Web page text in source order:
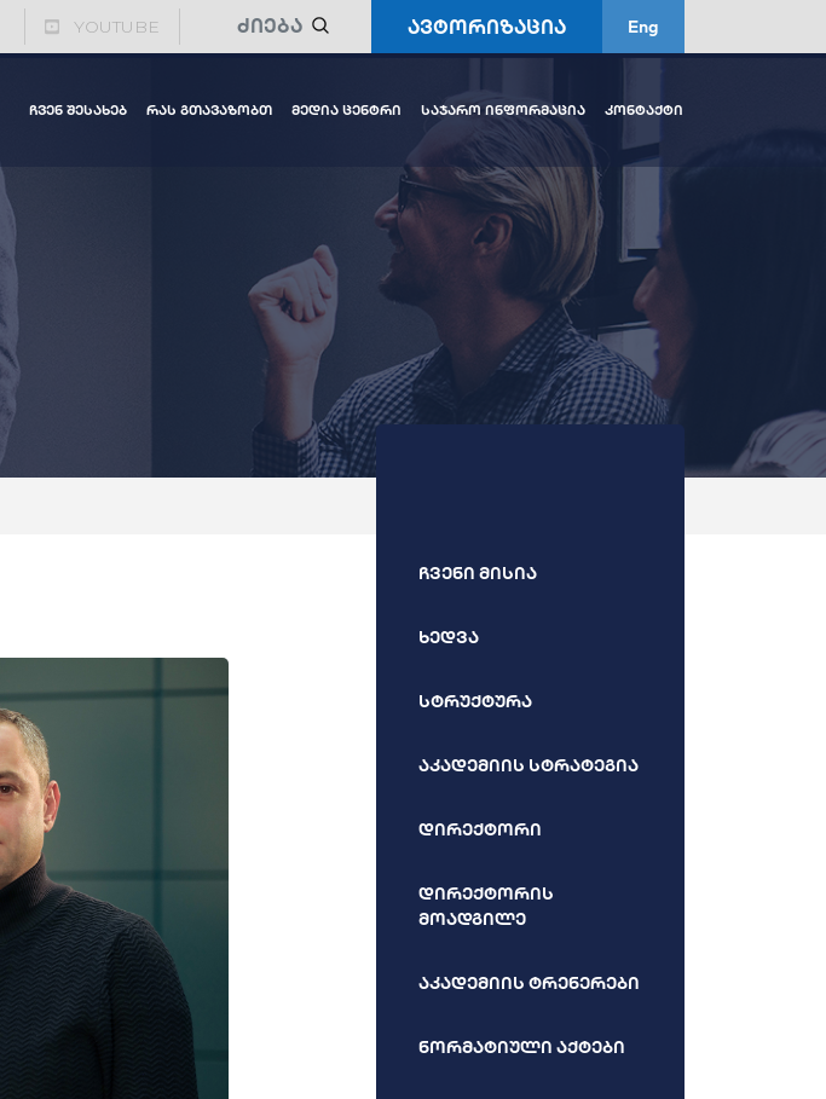
YOUTUBE ავტორიზაცია Eng
ჩვენ შესახებ რას გთავაზობთ მედია ცენტრი საჯარო ინფორმაცია კონტაქტი
ჩვენი მისია
ხედვა
სტრუქტურა
აკადემიის სტრატეგია
დირექტორი
დირექტორის
მოადგილე
აკადემიის ტრენერები
ნორმატიული აქტები